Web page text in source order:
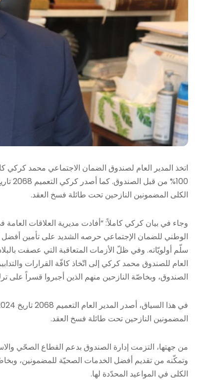
اتخذ المدير العام لصندوق الضمان الاجتماعي محمد كركي
الكلى المضمونين النازحين تحت طائلة فسخ العقد.
وجاء في بيان كركي كاملاً: “أفادت مديرية العلاقات
الوطني للضمان الإجتماعي حرصه الشديد على تأمين
سلّم أولويّاته. وفي ظلّ الأزمات المتعاقبة التي عصفت
الصندوق، وبخاصّة النازحين منهم الذين أجبروا قسراً على
المضمونين النازحين تحت طائلة فسخ العقد.
من جهتها، التزمت إدارة الصندوق بدعم القطاع الصحّي
وتمكّنه من تقديم أفضل الخدمات الصحيّة للمضمونين،
الكلى في المواعيد المحدّدة لها.